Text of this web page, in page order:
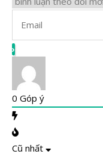
0 Góp ý
Cũ nhất